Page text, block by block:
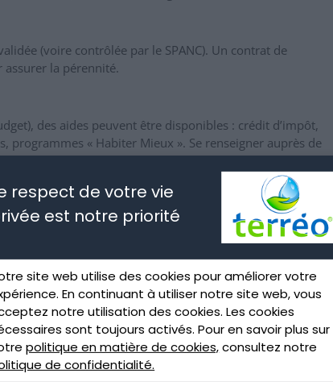
respect de votre vie
est notre priorité
site web utilise des cookies pour améliorer votre
En continuant à utiliser notre site web, vous
notre utilisation des cookies. Les cookies
sont toujours activés. Pour en savoir plus sur
politique en matière de cookies,consultez notre
de confidentialité.
(voire contrôlée par le SPANC). Un contrat de
la pérennité.
des aides peuvent être disponibles : crédit d’impôt,
programmes « Habiter Mieux ». Se renseigner auprès de
réhabilitation ANC
d’études compétent dès l’étape diagnostic.
stations, filtres) et leur dimensionnement réel.
(vidange, inspections).
contrat annuel.
et les rapports : nécessaires en cas de vente de la maison.
projet de réhabilitation ?